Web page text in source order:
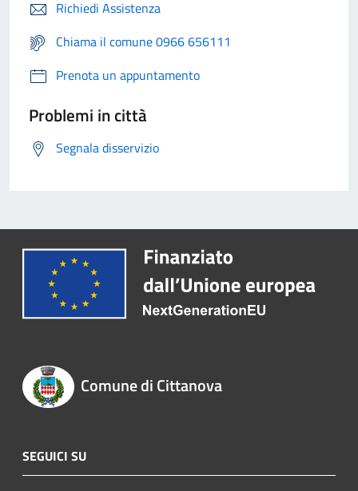
Richiedi Assistenza
Chiama il comune 0966 656111
Prenota un appuntamento
Problemi in città
Segnala disservizio
Comune di Cittanova
SEGUICI SU